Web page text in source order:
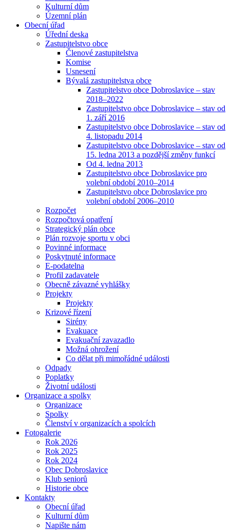
Kulturní dům
Územní plán
Obecní úřad
Úřední deska
Zastupitelstvo obce
Členové zastupitelstva
Komise
Usnesení
Bývalá zastupitelstva obce
Zastupitelstvo obce Dobroslavice – stav
2018–2022
Zastupitelstvo obce Dobroslavice – stav od
1. září 2016
Zastupitelstvo obce Dobroslavice – stav od
4. listopadu 2014
Zastupitelstvo obce Dobroslavice – stav od
15. ledna 2013 a pozdější změny funkcí
Od 4. ledna 2013
Zastupitelstvo obce Dobroslavice pro
volební období 2010–2014
Zastupitelstvo obce Dobroslavice pro
volební období 2006–2010
Rozpočet
Rozpočtová opatření
Strategický plán obce
Plán rozvoje sportu v obci
Povinné informace
Poskytnuté informace
E-podatelna
Profil zadavatele
Obecně závazné vyhlášky
Projekty
Projekty
Krizové řízení
Sirény
Evakuace
Evakuační zavazadlo
Možná ohrožení
Co dělat při mimořádné události
Odpady
Poplatky
Životní události
Organizace a spolky
Organizace
Spolky
Členství v organizacích a spolcích
Fotogalerie
Rok 2026
Rok 2025
Rok 2024
Obec Dobroslavice
Klub seniorů
Historie obce
Kontakty
Obecní úřad
Kulturní dům
Napište nám